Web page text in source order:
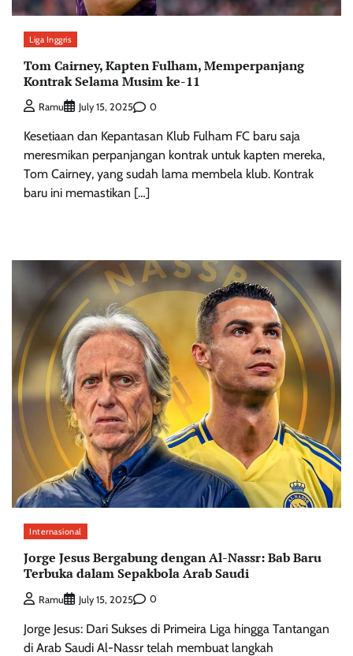
Liga Inggris
Tom Cairney, Kapten Fulham, Memperpanjang
Kontrak Selama Musim ke-11
Ramu July 15, 2025 0
Kesetiaan dan Kepantasan Klub Fulham FC baru saja
meresmikan perpanjangan kontrak untuk kapten mereka,
Tom Cairney, yang sudah lama membela klub. Kontrak
baru ini memastikan […]
Internasional
Jorge Jesus Bergabung dengan Al-Nassr: Bab Baru
Terbuka dalam Sepakbola Arab Saudi
Ramu July 15, 2025 0
Jorge Jesus: Dari Sukses di Primeira Liga hingga Tantangan
di Arab Saudi Al-Nassr telah membuat langkah